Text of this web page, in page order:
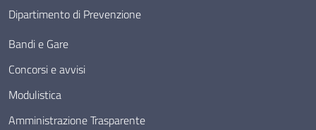
Dipartimento di Prevenzione
Bandi e Gare
Concorsi e avvisi
Modulistica
Amministrazione Trasparente